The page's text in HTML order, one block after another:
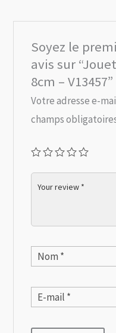
Soyez le
avis sur
8cm – V13457”
Votre adresse e-
champs